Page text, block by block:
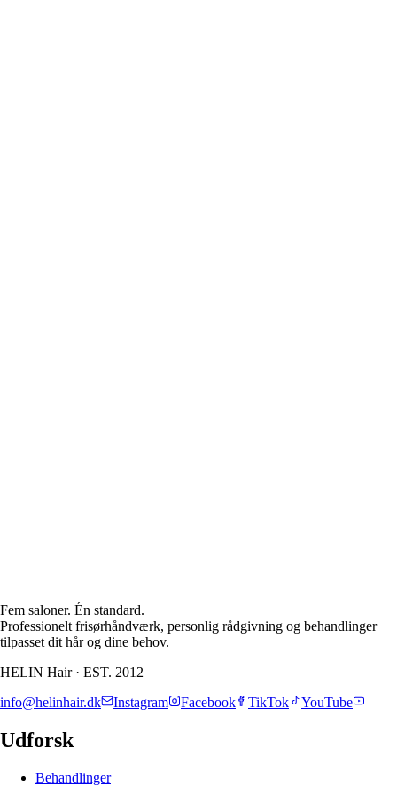
Fem saloner. Én standard.
Professionelt frisørhåndværk, personlig rådgivning og behandlinger
tilpasset dit hår og dine behov.
HELIN Hair· EST. 2012
info@helinhair.dk
Instagram Facebook TikTok YouTube
Udforsk
Behandlinger